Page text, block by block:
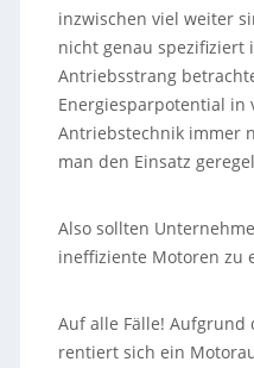
inzwischen viel weiter
nicht genau spezifiziert
Antriebsstrang
Energiesparpotential in
Antriebstechnik immer
man den Einsatz
Also sollten
ineffiziente Motoren zu
Auf alle Fälle! Aufgrund
rentiert sich ein